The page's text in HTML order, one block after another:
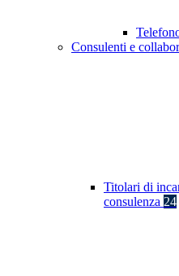
Consulenti e
Titolari di
consulenza 24